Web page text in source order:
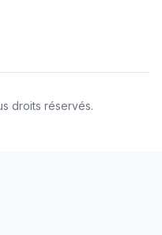
droits réservés.